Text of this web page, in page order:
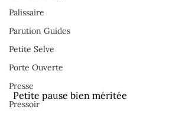
Palissaire
Parution Guides
Petite Selve
Porte Ouverte
Presse
Pressoir
Petite pause bien méritée